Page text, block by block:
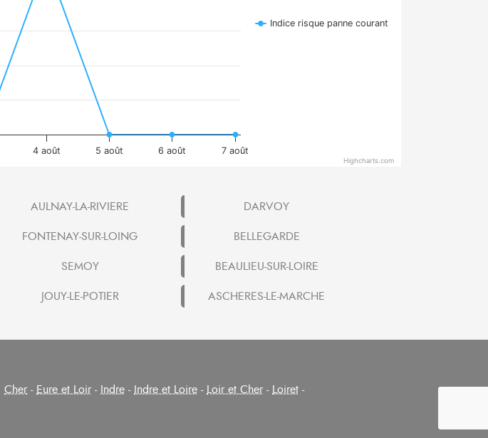
Indice risque panne courant
4 août 5 août 6 août 7 août
Highcharts.com
AULNAY-LA-RIVIERE
DARVOY
FONTENAY-SUR-LOING
BELLEGARDE
SEMOY
BEAULIEU-SUR-LOIRE
JOUY-LE-POTIER ASCHERES-LE-MARCHE
Cher -Eure et Loir -Indre -Indre et Loire -Loir et Cher -Loiret -